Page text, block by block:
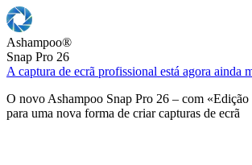
Ashampoo®
Snap Pro 26
A captura de ecrã profissional está agora ainda
O novo Ashampoo Snap Pro 26 – com «Edição
para uma nova forma de criar capturas de ecrã